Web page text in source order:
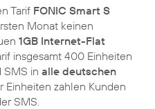
Tarif FONIC Smart S
Monat keinen
1GB Internet-Flat
insgesamt 400 Einheiten
SMS in alle deutschen
Einheiten zahlen Kunden
SMS.